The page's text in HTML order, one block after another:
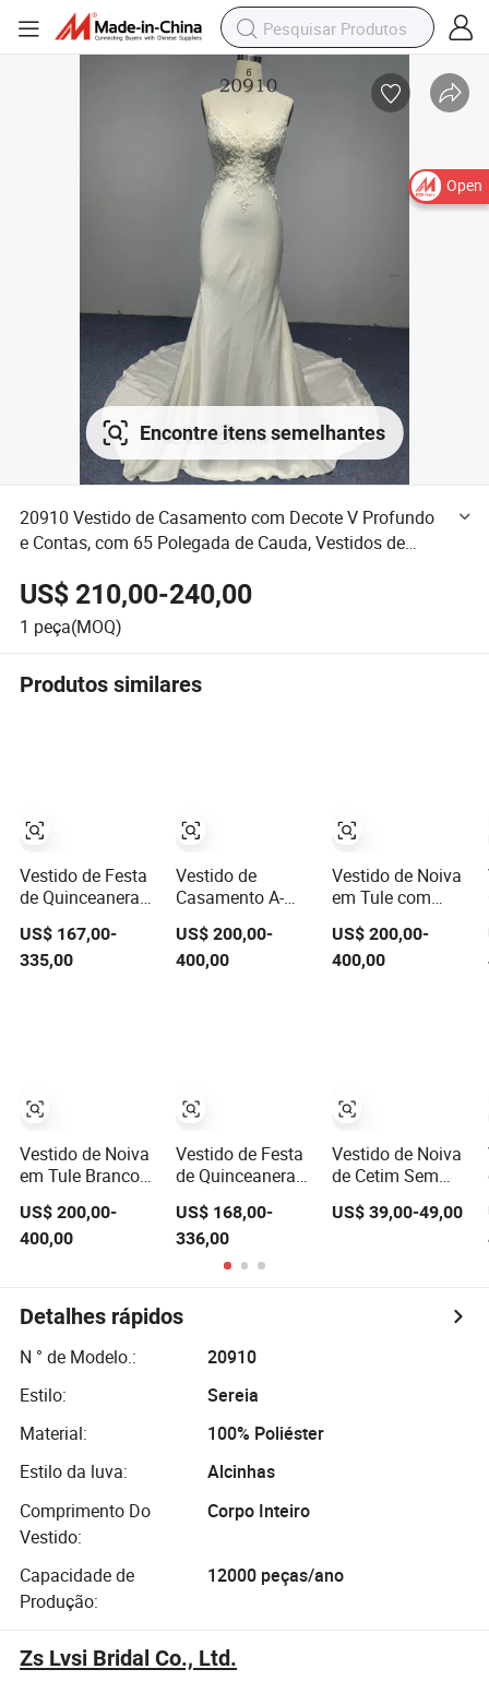
Open
Encontre itens semelhantes
20910 Vestido de Casamento com Decote V Profundo
e Contas, com 65 Polegada de Cauda, Vestidos de
US$ 210,00-240,00
1 peça(MOQ)
Produtos similares
Vestido de Festa
de Quinceanera
Shoulder com
Decote Coração
de Formatura
US$ 167,00-
335,00
Vestido de Noiva
em Tule Branco
Longas e
Apliques de
US$ 200,00-
400,00
Vestido de
Casamento A-
Quadrado em
Seda Branca e
US$ 200,00-
400,00
Vestido de Festa
de Quinceanera
Off Shoulder com
Decote Coração
em Renda para
Mulheres, Vestido
de Casamento,
Vestido de
Menina, Vestido
US$ 168,00-
336,00
Vestido de Noiva
em Tule com
Renda, Manga
Longa e Decote
US$ 200,00-
400,00
Vestido de Noiva
de Cetim Sem
A-Line, Vestido de
Corpete,
US$ 39,00-49,00
Detalhes rápidos
N ° de Modelo.:
20910
Estilo:
Sereia
Material:
100% Poliéster
Estilo da luva:
Alcinhas
Comprimento Do
Vestido:
Corpo Inteiro
Capacidade de
Produção:
12000 peças/ano
Zs Lvsi Bridal Co., Ltd.